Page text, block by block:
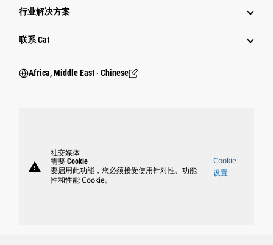
行业解决方案
行业
联系 Cat
Africa, Middle East ‧ Chinese
warning
社交媒体
需要 Cookie
要启用此功能，您必须接受使用针对性、功能
性和性能 Cookie。
Cookie
设置